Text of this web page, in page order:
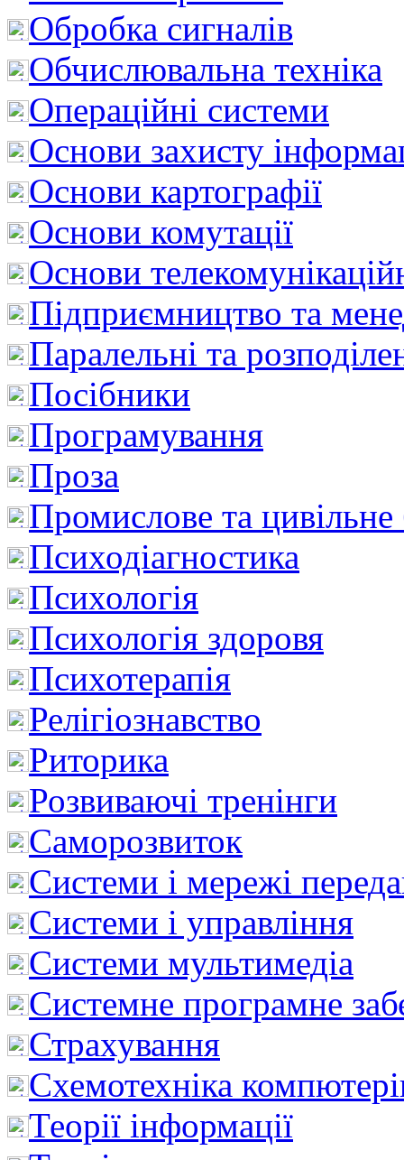
Обробка сигналів
Обчислювальна техніка
Операційні системи
Основи захисту
Основи картографії
Основи комутації
Основи
Підприємництво та
Паралельні та
Посібники
Програмування
Проза
Промислове та цивільне
Психодіагностика
Психологія
Психологія здоровя
Психотерапія
Релігіознавство
Риторика
Розвиваючі тренінги
Саморозвиток
Системи і мережі
Системи і управління
Системи мультимедіа
Системне програмне
Страхування
Схемотехніка
Теорії інформації